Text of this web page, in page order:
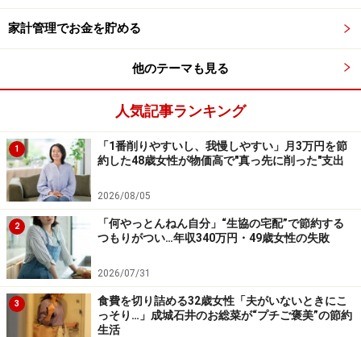
家計管理でお金を貯める
他のテーマも見る
人気記事ランキング
1
「1番削りやすいし、我慢しやすい」月3万円を節
約した48歳女性が物価高で"真っ先に削った"支出
2026/08/05
2
「何やっとんねん自分」“生協の宅配”で節約する
つもりがつい…年収340万円・49歳女性の失敗
2026/07/31
3
食費を切り詰める32歳女性「夫がいないときにこ
っそり…」成城石井のお総菜が“プチご褒美”の節約
生活